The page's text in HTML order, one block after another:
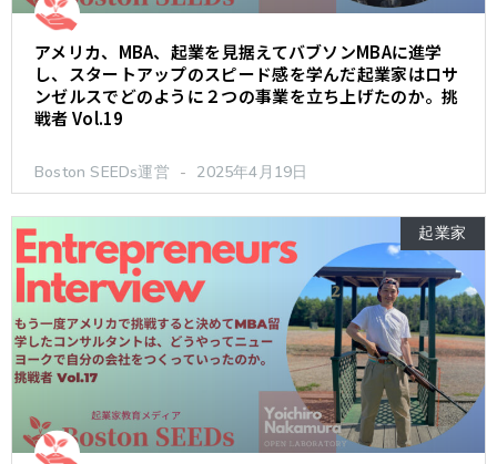
アメリカ、MBA、起業を見据えてバブソンMBAに進学
し、スタートアップのスピード感を学んだ起業家はロサ
ンゼルスでどのように２つの事業を立ち上げたのか。挑
戦者 Vol.19
Boston SEEDs運営 2025年4月19日
起業家